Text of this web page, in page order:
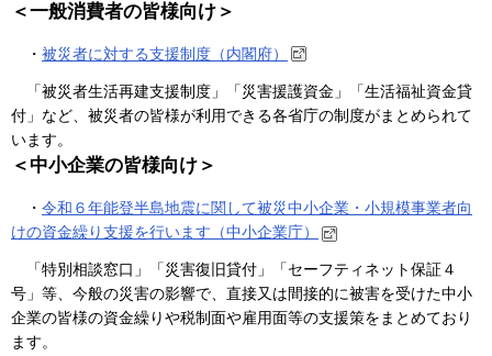
＜一般消費者の皆様向け＞
・ 被災者に対する支援制度（内閣府）
「被災者生活再建支援制度」「災害援護資金」「生活福祉資金貸
付」など、被災者の皆様が利用できる各省庁の制度がまとめられて
います。
＜中小企業の皆様向け＞
・ 令和６年能登半島地震に関して被災中小企業・小規模事業者向
けの資金繰り支援を行います（中小企業庁）
「特別相談窓口」「災害復旧貸付」「セーフティネット保証４
号」等、今般の災害の影響で、直接又は間接的に被害を受けた中小
企業の皆様の資金繰りや税制面や雇用面等の支援策をまとめており
ます。